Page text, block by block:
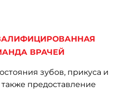
ВРАЧЕЙ
зубов, прикуса и
предоставление